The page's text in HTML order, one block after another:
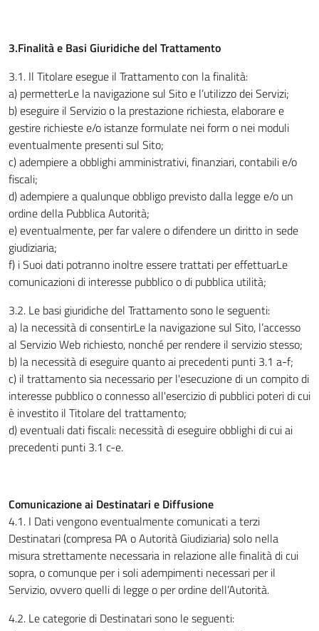
3.Finalità e Basi Giuridiche del Trattamento
3.1. Il Titolare esegue il Trattamento con la finalità:
a) permetterLe la navigazione sul Sito e l’utilizzo dei Servizi;
b) eseguire il Servizio o la prestazione richiesta, elaborare e
gestire richieste e/o istanze formulate nei form o nei moduli
eventualmente presenti sul Sito;
c) adempiere a obblighi amministrativi, finanziari, contabili e/o
fiscali;
d) adempiere a qualunque obbligo previsto dalla legge e/o un
ordine della Pubblica Autorità;
e) eventualmente, per far valere o difendere un diritto in sede
giudiziaria;
f) i Suoi dati potranno inoltre essere trattati per effettuarLe
comunicazioni di interesse pubblico o di pubblica utilità;
3.2. Le basi giuridiche del Trattamento sono le seguenti:
a) la necessità di consentirLe la navigazione sul Sito, l’accesso
al Servizio Web richiesto, nonché per rendere il servizio stesso;
b) la necessità di eseguire quanto ai precedenti punti 3.1 a-f;
c) il trattamento sia necessario per l'esecuzione di un compito di
interesse pubblico o connesso all'esercizio di pubblici poteri di cui
è investito il Titolare del trattamento;
d) eventuali dati fiscali: necessità di eseguire obblighi di cui ai
precedenti punti 3.1 c-e.
Comunicazione ai Destinatari e Diffusione
4.1. I Dati vengono eventualmente comunicati a terzi
Destinatari (compresa PA o Autorità Giudiziaria) solo nella
misura strettamente necessaria in relazione alle finalità di cui
sopra, o comunque per i soli adempimenti necessari per il
Servizio, ovvero quelli di legge o per ordine dell’Autorità.
4.2. Le categorie di Destinatari sono le seguenti: